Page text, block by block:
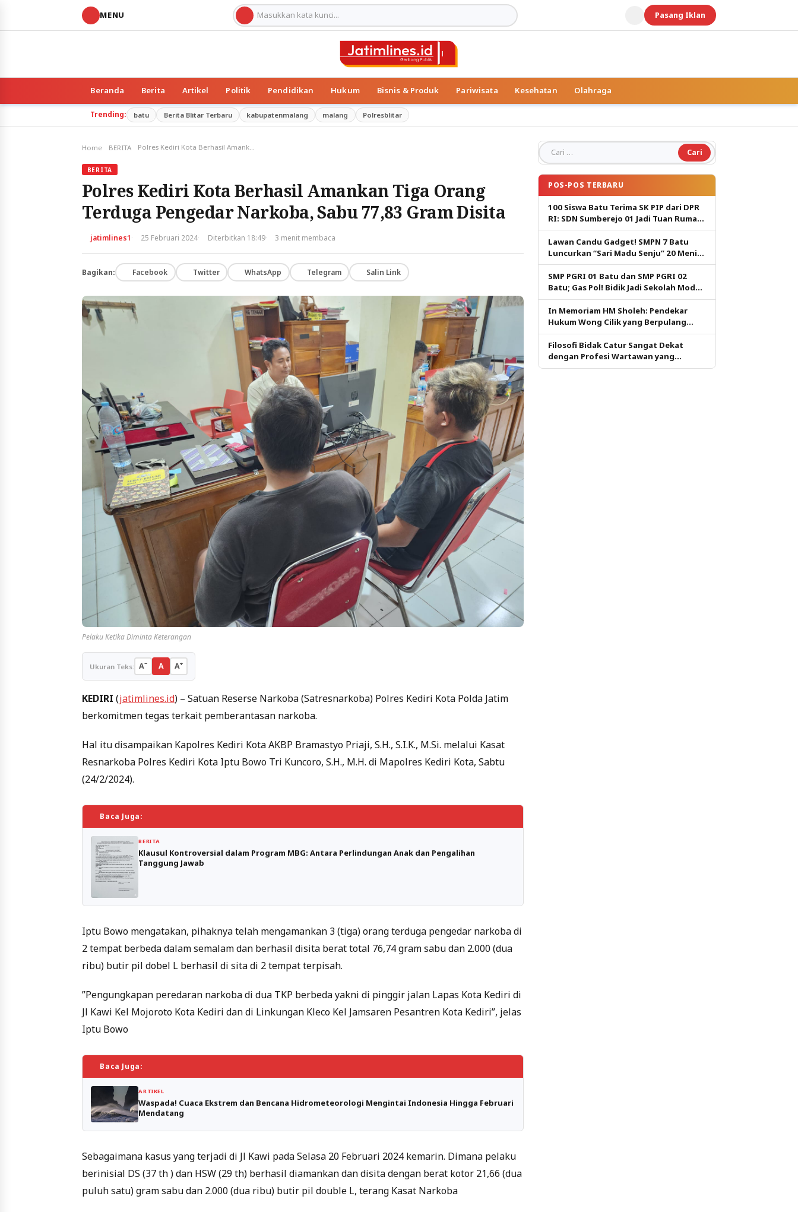
MENU Pasang Iklan
Beranda Berita Artikel Politik Pendidikan Hukum Bisnis & Produk Pariwisata Kesehatan Olahraga
Trending: batu Berita Blitar Terbaru kabupatenmalang malang Polresblitar
Home BERITA
BERITA
Polres Kediri Kota Berhasil Amankan Tiga Orang
Terduga Pengedar Narkoba, Sabu 77,83 Gram Disita
jatimlines1· 25 Februari 2024· Diterbitkan 18:49· 3 menit membaca
Bagikan: Facebook Twitter WhatsApp Telegram Salin Link
Pelaku Ketika Diminta Keterangan
Ukuran Teks: A− A A+
KEDIRI (jatimlines.id) – Satuan Reserse Narkoba (Satresnarkoba) Polres Kediri Kota Polda Jatim
berkomitmen tegas terkait pemberantasan narkoba.
Hal itu disampaikan Kapolres Kediri Kota AKBP Bramastyo Priaji, S.H., S.I.K., M.Si. melalui Kasat
Resnarkoba Polres Kediri Kota Iptu Bowo Tri Kuncoro, S.H., M.H. di Mapolres Kediri Kota, Sabtu
(24/2/2024).
Baca Juga:
BERITA
Klausul Kontroversial dalam Program MBG: Antara Perlindungan Anak dan Pengalihan
Tanggung Jawab
Iptu Bowo mengatakan, pihaknya telah mengamankan 3 (tiga) orang terduga pengedar narkoba di
2 tempat berbeda dalam semalam dan berhasil disita berat total 76,74 gram sabu dan 2.000 (dua
ribu) butir pil dobel L berhasil di sita di 2 tempat terpisah.
”Pengungkapan peredaran narkoba di dua TKP berbeda yakni di pinggir jalan Lapas Kota Kediri di
Jl Kawi Kel Mojoroto Kota Kediri dan di Linkungan Kleco Kel Jamsaren Pesantren Kota Kediri”, jelas
Iptu Bowo
Baca Juga:
ARTIKEL
Waspada! Cuaca Ekstrem dan Bencana Hidrometeorologi Mengintai Indonesia Hingga Februari
Mendatang
Sebagaimana kasus yang terjadi di Jl Kawi pada Selasa 20 Februari 2024 kemarin. Dimana pelaku
berinisial DS (37 th ) dan HSW (29 th) berhasil diamankan dan disita dengan berat kotor 21,66 (dua
puluh satu) gram sabu dan 2.000 (dua ribu) butir pil double L, terang Kasat Narkoba
Cari untuk:
POS-POS TERBARU
100 Siswa Batu Terima SK PIP dari DPR
RI: SDN Sumberejo 01 Jadi Tuan Rumah,
Harapan Baru Pendidikan Gratis
Lawan Candu Gadget! SMPN 7 Batu
Luncurkan “Sari Madu Senju” 20 Menit
Cetak Generasi Pembaca
SMP PGRI 01 Batu dan SMP PGRI 02
Batu; Gas Pol! Bidik Jadi Sekolah Model
PM dan KKA Pertama di Kota Batu
In Memoriam HM Sholeh: Pendekar
Hukum Wong Cilik yang Berpulang
dalam Ketulusan
Filosofi Bidak Catur Sangat Dekat
dengan Profesi Wartawan yang
Dituntut Berpikir Kritis